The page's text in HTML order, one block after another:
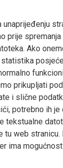
prije
Ako
prikupljati
i slične
potrebno ih
tekstualne
web
ima